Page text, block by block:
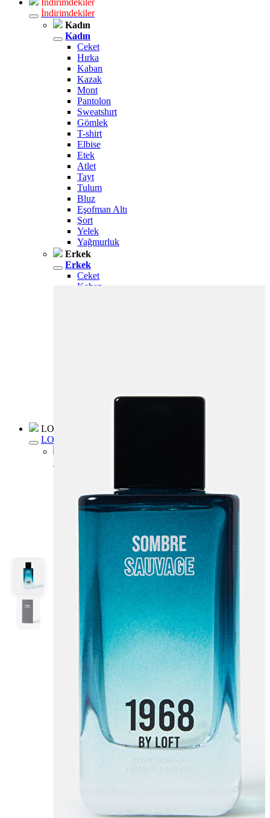
İndirimdekiler
İndirimdekiler
Kadın
Kadın
Ceket
Hırka
Kaban
Kazak
Mont
Pantolon
Sweatshırt
Gömlek
T-shirt
Elbise
Etek
Atlet
Tayt
Tulum
Bluz
Eşofman Altı
Şort
Yelek
Yağmurluk
Erkek
Erkek
Ceket
Kaban
LOFT Prime
LOFT Prime
Fırsatlarım